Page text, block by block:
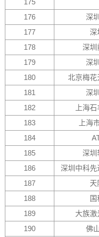
175
176
深
177
深
178
深圳
179
深
180
北京梅花
181
深
182
上海
183
上海
184
185
深圳
186
深圳中科先
187
天
188
189
大族激
190
佛